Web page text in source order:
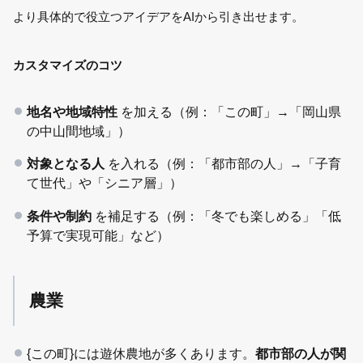
より具体的で役立つアイデアをAIから引き出せます。
カスタマイズのコツ
地名や地域特性を加える（例：「この町」→「岡山県
の中山間地域」）
対象となる人 を入れる（例：「都市部の人」→「子育
て世代」や「シニア層」）
条件や制約を補足する（例：「冬でも楽しめる」「低
予算で実現可能」など）
農業
{この町}には遊休農地が多くあります。 都市部の人が関